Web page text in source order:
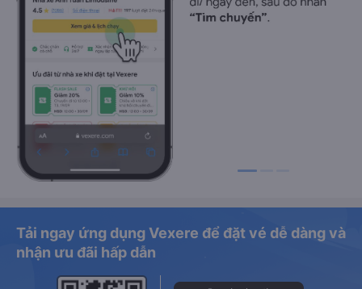
Tải ngay ứng dụng Vexere để đặt vé dễ dàng và
nhận ưu đãi hấp dẫn